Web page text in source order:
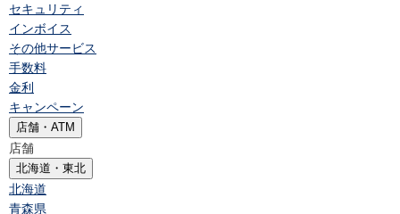
セキュリティ
インボイス
その他サービス
手数料
金利
キャンペーン
店舗・ATM
店舗
北海道・東北
北海道
青森県